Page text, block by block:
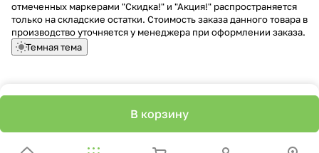
В корзину
отмеченных маркерами "Скидка!" и "Акция!" распространяется
только на складские остатки. Стоимость заказа данного товара в
производство уточняется у менеджера при оформлении заказа.
Темная тема